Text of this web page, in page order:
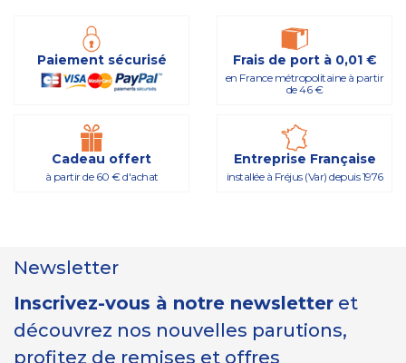
Paiement sécurisé Frais de port à 0,01 €
en France métropolitaine à partir
de 46 €
Cadeau offert
à partir de 60 € d'achat
Entreprise Française
installée à Fréjus (Var) depuis 1976
Newsletter
Inscrivez-vous à notre newsletter et
découvrez nos nouvelles parutions,
profitez de remises et offres